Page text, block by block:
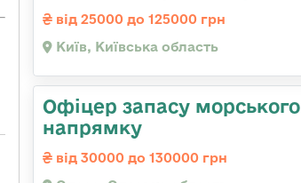
від 25000 до 125000 грн
Київ, Київська область
Офіцер запасу морського
напрямку
від 30000 до 130000 грн